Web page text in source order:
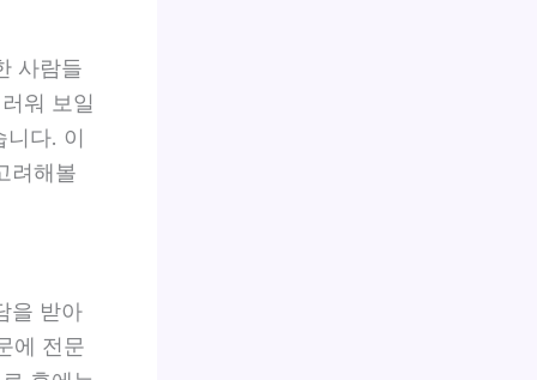
사람들
워 보일
다. 이
려해볼
을 받아
에 전문